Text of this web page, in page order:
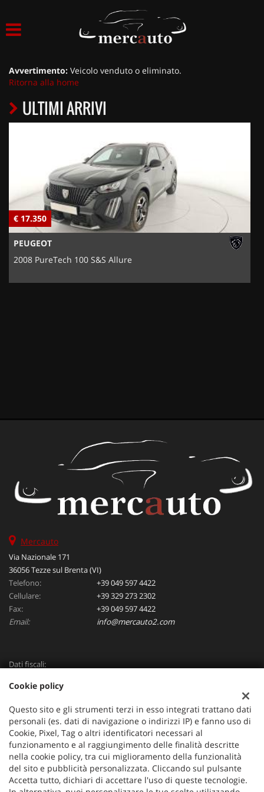
ACQUISTIAMO USATO
ASSISTENZA
NOLEGGIO LUNGO TERMINE
NOLEGGIO BREVE TERMINE
CONTATTI
Avvertimento: Veicolo venduto o eliminato.
Ritorna alla home
ULTIMI ARRIVI
€ 17.350
PEUGEOT
2008 PureTech 100 S&S Allure
Mercauto
Via Nazionale 171
36056 Tezze sul Brenta (VI)
Telefono:
+39 049 597 4422
Cellulare:
+39 329 273 2302
Fax:
+39 049 597 4422
Email:
info@mercauto2.com
Dati fiscali:
Via Nazionale, 171 PD - 36056 Tezze sul Brenta
Registro delle imprese:PD
Cookie policy
Questo sito e gli strumenti terzi in esso integrati trattano dati
personali (es. dati di navigazione o indirizzi IP) e fanno uso di
Cookie, Pixel, Tag o altri identificatori necessari al
funzionamento e al raggiungimento delle finalità descritte
nella cookie policy, tra cui miglioramento della funzionalità
del sito e pubblicità personalizzata. Cliccando sul pulsante
Accetta tutto, dichiari di accettare l'uso di queste tecnologie.